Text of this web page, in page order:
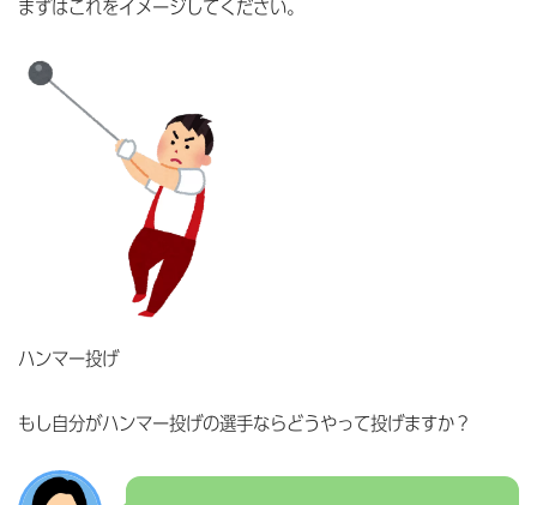
まずはこれをイメージしてください。
ハンマー投げ
もし自分がハンマー投げの選手ならどうやって投げますか？